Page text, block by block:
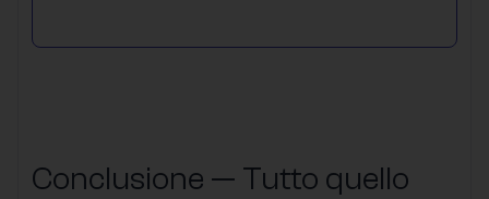
Conclusione — Tutto quello